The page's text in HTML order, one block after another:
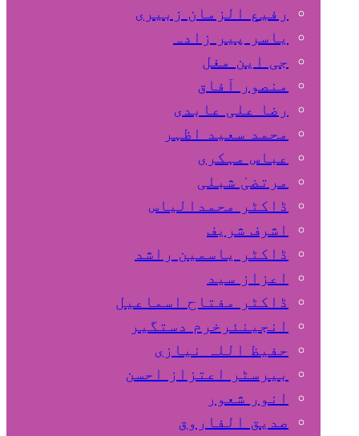
رفیع الزمان زبیری
یاسر پیر زادہ
جی این مغل
منصور آفاق
رضا علی عابدی
محمد سعید اظہر
عباس مہکری
مرتضیٰ شبلی
ڈاکٹر محمدالیاس
اشرف شریف
ڈاکٹر یاسمین راشد
اعزاز سید
ڈاکٹر مفتاح اسماعیل
انجینئرخرم دستگیر
حفیظ اللہ نیازی
بیرسٹر اعتزاز احسن
انور شعور
صدیق الفاروق